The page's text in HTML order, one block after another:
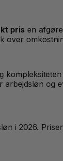
pris en
over
og
i 2026.